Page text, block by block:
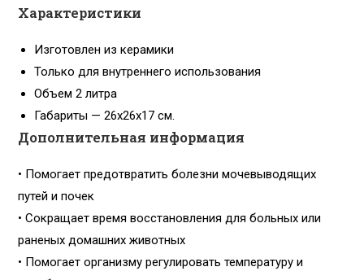
Характеристики
Изготовлен из керамики
Только для внутреннего использования
Объем 2 литра
Габариты — 26х26х17 см.
Дополнительная информация
• Помогает предотвратить болезни мочевыводящих
путей и почек
• Сокращает время восстановления для больных или
раненых домашних животных
• Помогает организму регулировать температуру и